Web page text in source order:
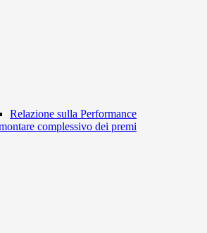
Relazione sulla Performance
complessivo dei premi